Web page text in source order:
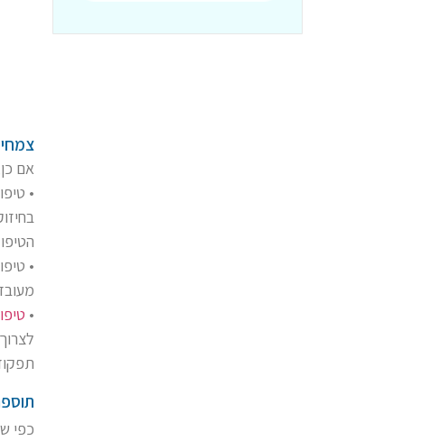
אם
•
•
•
כפי